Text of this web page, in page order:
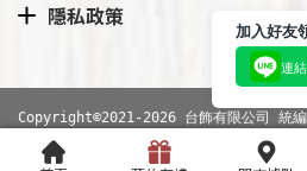
隱私政策
Copyright©2021-2026 台飾有限公司
rved.
網站導覽|
加入好友
連